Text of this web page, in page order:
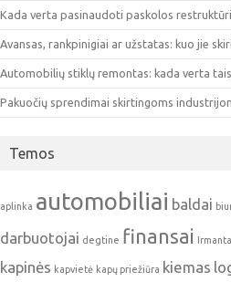
Kada verta pasinaudoti paskolos
Avansas, rankpinigiai ar užstatas: kuo jie
Automobilių stiklų remontas: kada verta
Pakuočių sprendimai skirtingoms
Temos
aplinka automobiliai baldai
darbuotojai degtine finansai
kapinės kapvietė kapų priežiūra kiemas